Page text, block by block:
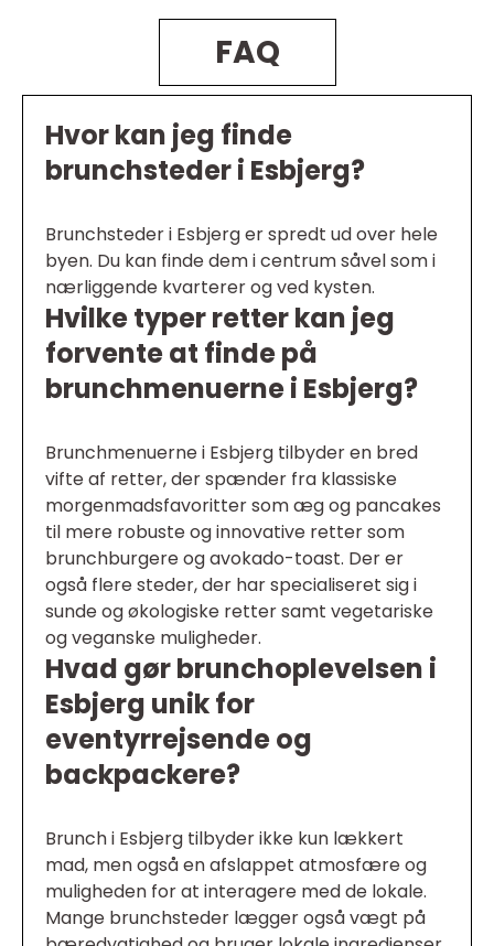
FAQ
Hvor kan jeg finde
brunchsteder i Esbjerg?
Brunchsteder i Esbjerg er spredt ud over hele
byen. Du kan finde dem i centrum såvel som i
nærliggende kvarterer og ved kysten.
Hvilke typer retter kan jeg
forvente at finde på
brunchmenuerne i Esbjerg?
Brunchmenuerne i Esbjerg tilbyder en bred
vifte af retter, der spænder fra klassiske
morgenmadsfavoritter som æg og pancakes
til mere robuste og innovative retter som
brunchburgere og avokado-toast. Der er
også flere steder, der har specialiseret sig i
sunde og økologiske retter samt vegetariske
og veganske muligheder.
Hvad gør brunchoplevelsen i
Esbjerg unik for
eventyrrejsende og
backpackere?
Brunch i Esbjerg tilbyder ikke kun lækkert
mad, men også en afslappet atmosfære og
muligheden for at interagere med de lokale.
Mange brunchsteder lægger også vægt på